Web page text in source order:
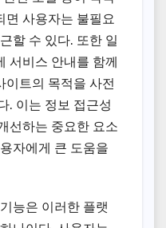
면 사용자는 불필요
할 수 있다. 또한 일
서비스 안내를 함께
이트의 목적을 사전
. 이는 정보 접근성
선하는 중요한 요소
자에게 큰 도움을
능은 이러한 플랫